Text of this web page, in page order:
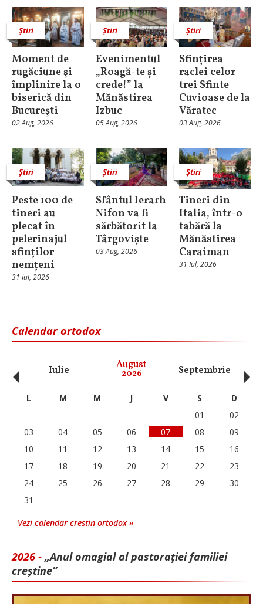
Știri
Moment de
rugăciune şi
împlinire la o
biserică din
Bucureşti
02 Aug, 2026
Știri
Evenimentul
„Roagă-te și
crede!” la
Mănăstirea
Izbuc
05 Aug, 2026
Știri
Sfințirea
raclei celor
trei Sfinte
Cuvioase de la
Văratec
03 Aug, 2026
Știri
Peste 100 de
tineri au
plecat în
pelerinajul
sfinților
nemțeni
31 Iul, 2026
Știri
Sfântul Ierarh
Nifon va fi
sărbătorit la
Târgoviște
03 Aug, 2026
Știri
Tineri din
Italia, într-o
tabără la
Mănăstirea
Caraiman
31 Iul, 2026
Calendar ortodox
Iulie August
2026 Septembrie
‹ L M M J V S
D
01
02
03
04 05 06 07 08
09
10
11 12 13 14 15
16
17
18 19 20 21 22
23
24
25 26 27 28 29
30
31
Vezi calendar crestin ortodox »
2026 - „Anul omagial al pastorației familiei
creștine”